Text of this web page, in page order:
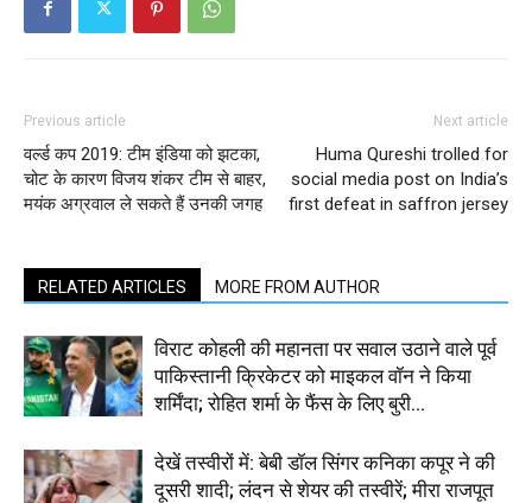
Previous article
वर्ल्ड कप 2019: टीम इंडिया को झटका,
चोट के कारण विजय शंकर टीम से बाहर,
मयंक अग्रवाल ले सकते हैं उनकी जगह
Next article
Huma Qureshi trolled for
social media post on India’s
first defeat in saffron jersey
RELATED ARTICLES MORE FROM AUTHOR
विराट कोहली की महानता पर सवाल उठाने वाले पूर्व
पाकिस्तानी क्रिकेटर को माइकल वॉन ने किया
शर्मिंदा; रोहित शर्मा के फैंस के लिए बुरी...
देखें तस्वीरों में: बेबी डॉल सिंगर कनिका कपूर ने की
दूसरी शादी; लंदन से शेयर की तस्वीरें; मीरा राजपूत